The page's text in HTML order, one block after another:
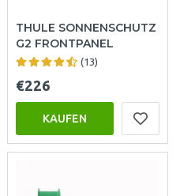
THULE SONNENSCHUTZ
G2 FRONTPANEL
(13)
€226
KAUFEN